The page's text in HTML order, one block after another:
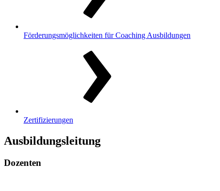
Förderungsmöglichkeiten für Coaching Ausbildungen
Zertifizierungen
Ausbildungsleitung
Dozenten